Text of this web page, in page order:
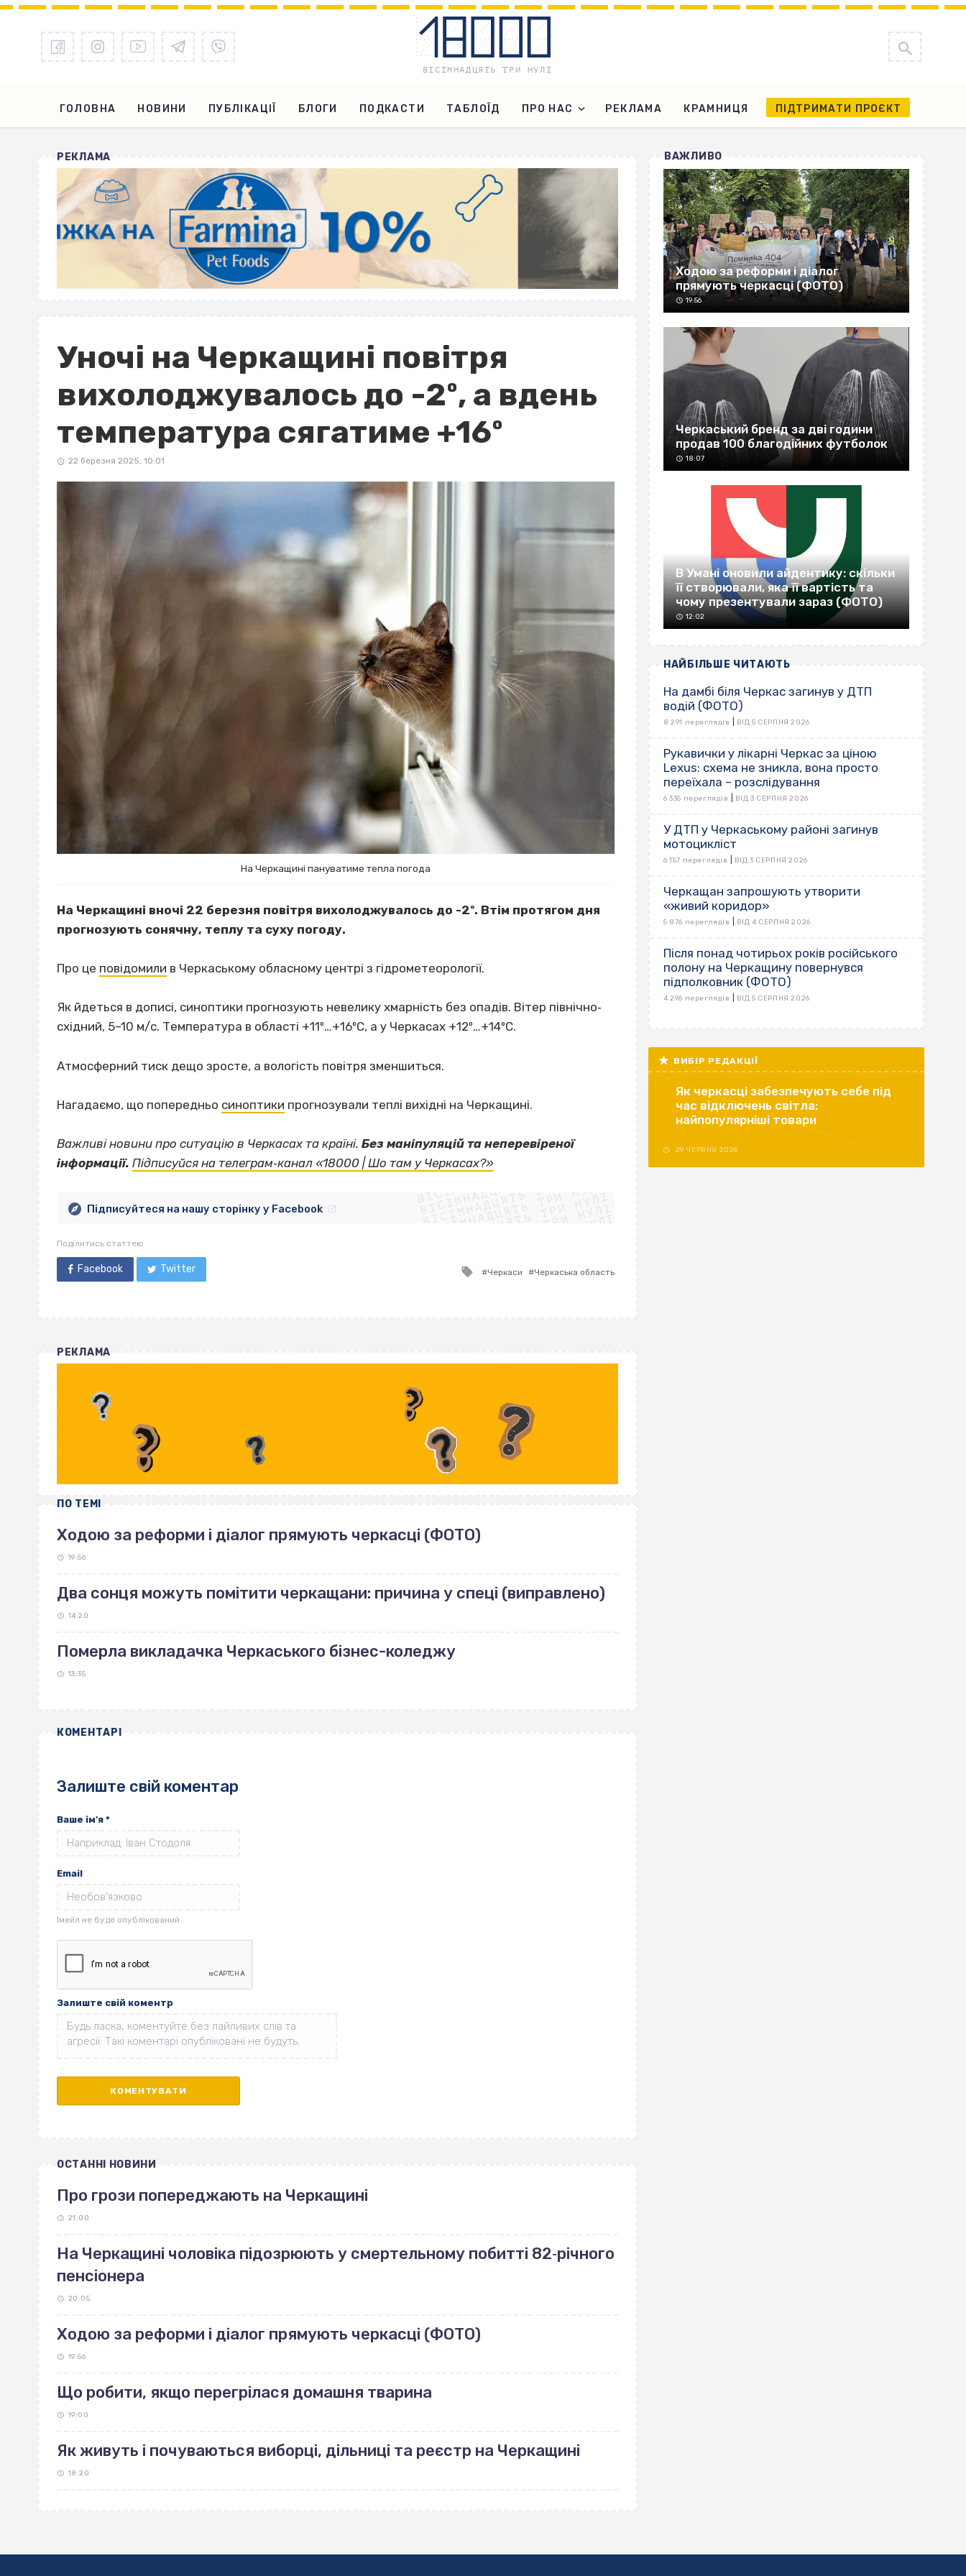
ГОЛОВНА НОВИНИ ПУБЛІКАЦІЇ БЛОГИ ПОДКАСТИ ТАБЛОЇД ПРО НАС РЕКЛАМА КРАМНИЦЯ ПІДТРИМАТИ ПРОЄКТ
РЕКЛАМА
Уночі на Черкащині повітря
вихолоджувалось до -2º, а вдень
температура сягатиме +16º
22 березня 2025, 10:01
На Черкащині пануватиме тепла погода
На Черкащині вночі 22 березня повітря вихолоджувалось до -2º. Втім протягом дня
прогнозують сонячну, теплу та суху погоду.
Про це повідомили в Черкаському обласному центрі з гідрометеорології.
Як йдеться в дописі, синоптики прогнозують невелику хмарність без опадів. Вітер північно‐
східний, 5–10 м/с. Температура в області +11º…+16ºС, а у Черкасах +12º…+14ºС.
Атмосферний тиск дещо зросте, а вологість повітря зменшиться.
Нагадаємо, що попередньо синоптики прогнозували теплі вихідні на Черкащині.
Важливі новини про ситуацію в Черкасах та країні. Без маніпуляцій та неперевіреної
інформації. Підписуйся на телеграм‐канал «18000 | Шо там у Черкасах?»ВІСІМНАДЦЯТЬ ТРИ НУЛІ
ВІСІМНАДЦЯТЬ ТРИ НУЛІ
ВІСІМНАДЦЯТЬ ТРИ НУЛІ
ВІСІМНАДЦЯТЬ ТРИ НУЛІ
ВІСІМНАДЦЯТЬ ТРИ НУЛІ
ВІСІМНАДЦЯТЬ ТРИ НУЛІ
ВІСІМНАДЦЯТЬ ТРИ НУЛІ
ВІСІМНАДЦЯТЬ ТРИ НУЛІ
Підписуйтеся на нашу сторінку у Facebook
Поділитись статтею
Facebook Twitter
Tagged
Черкаси Черкаська область
РЕКЛАМА
ПО ТЕМІ
Ходою за реформи і діалог прямують черкасці (ФОТО)
19:56
Два сонця можуть помітити черкащани: причина у спеці (виправлено)
14:20
Померла викладачка Черкаського бізнес-коледжу
13:35
КОМЕНТАРІ
Залиште свій коментар
Ваше ім'я *
Email
Залиште свій коментр
ОСТАННІ НОВИНИ
Про грози попереджають на Черкащині
21:00
На Черкащині чоловіка підозрюють у смертельному побитті 82‐річного
пенсіонера
20:05
Ходою за реформи і діалог прямують черкасці (ФОТО)
19:56
Що робити, якщо перегрілася домашня тварина
19:00
Як живуть і почуваються виборці, дільниці та реєстр на Черкащині
18:20
ВАЖЛИВО
Ходою за реформи і діалог
прямують черкасці (ФОТО)
19:56
Черкаський бренд за дві години
продав 100 благодійних футболок
18:07
В Умані оновили айдентику: скільки
її створювали, яка її вартість та
чому презентували зараз (ФОТО)
12:02
НАЙБІЛЬШЕ ЧИТАЮТЬ
На дамбі біля Черкас загинув у ДТП
водій (ФОТО)
8 291 переглядів ВІД 5 СЕРПНЯ 2026
Рукавички у лікарні Черкас за ціною
Lexus: схема не зникла, вона просто
переїхала – розслідування
6 335 переглядів ВІД 3 СЕРПНЯ 2026
У ДТП у Черкаському районі загинув
мотоцикліст
6 157 переглядів ВІД 3 СЕРПНЯ 2026
Черкащан запрошують утворити
«живий коридор»
5 876 переглядів ВІД 4 СЕРПНЯ 2026
Після понад чотирьох років російського
полону на Черкащину повернувся
підполковник (ФОТО)
4 296 переглядів ВІД 5 СЕРПНЯ 2026
ВИБІР РЕДАКЦІЇ
Як черкасці забезпечують себе під
час відключень світла:
найпопулярніші товари
29 ЧЕРВНЯ 2026